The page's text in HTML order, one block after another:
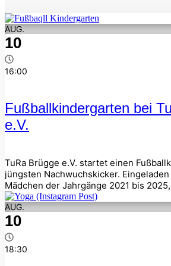
AUG.
10
16:00
Fußballkindergarten bei
e.V.
TuRa Brügge e.V. startet einen
jüngsten Nachwuchskicker.
Mädchen der Jahrgänge 2021 bis
AUG.
10
18:30